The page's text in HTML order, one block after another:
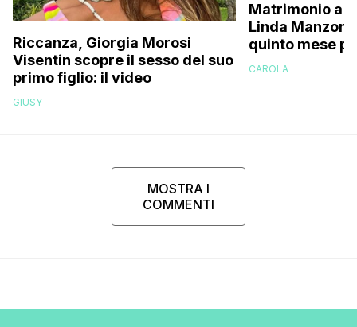
Riccanza, Giorgia Morosi
Visentin scopre il sesso del suo
primo figlio: il video
GIUSY
Matrimonio a
Linda Manzoni
quinto mese
essere in
CAROLA
MOSTRA I
COMMENTI